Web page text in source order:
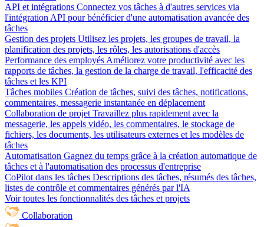
API et intégrations Connectez vos tâches à d'autres services via
l'intégration API pour bénéficier d'une automatisation avancée des
tâches
Gestion des projets Utilisez les projets, les groupes de travail, la
planification des projets, les rôles, les autorisations d'accès
Performance des employés Améliorez votre productivité avec les
rapports de tâches, la gestion de la charge de travail, l'efficacité des
tâches et les KPI
Tâches mobiles Création de tâches, suivi des tâches, notifications,
commentaires, messagerie instantanée en déplacement
Collaboration de projet Travaillez plus rapidement avec la
messagerie, les appels vidéo, les commentaires, le stockage de
fichiers, les documents, les utilisateurs externes et les modèles de
tâches
Automatisation Gagnez du temps grâce à la création automatique de
tâches et à l'automatisation des processus d'entreprise
CoPilot dans les tâches Descriptions des tâches, résumés des tâches,
listes de contrôle et commentaires générés par l'IA
Voir toutes les fonctionnalités des tâches et projets
Collaboration